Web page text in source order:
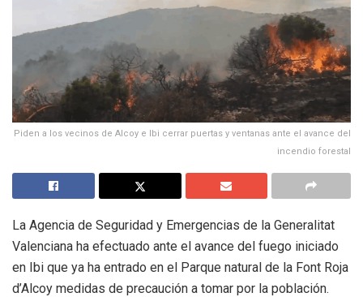
Piden a los vecinos de Alcoy e Ibi cerrar puertas y ventanas ante el avance del
incendio forestal
La Agencia de Seguridad y Emergencias de la Generalitat
Valenciana ha efectuado ante el avance del fuego iniciado
en Ibi que ya ha entrado en el Parque natural de la Font Roja
d’Alcoy medidas de precaución a tomar por la población.